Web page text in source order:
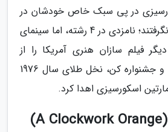
در پی سبک خاص خودشان در
اسکار مورد توجه قرار نگرفتند؛ نامزدی در 4 رشته، اما سینمای
فیلم سازان هنری آمریکا را از
سرخوردگی نجات داد و جشنواره کن، نخل طلای سال 1976
اسکورسیزی اهدا کرد.